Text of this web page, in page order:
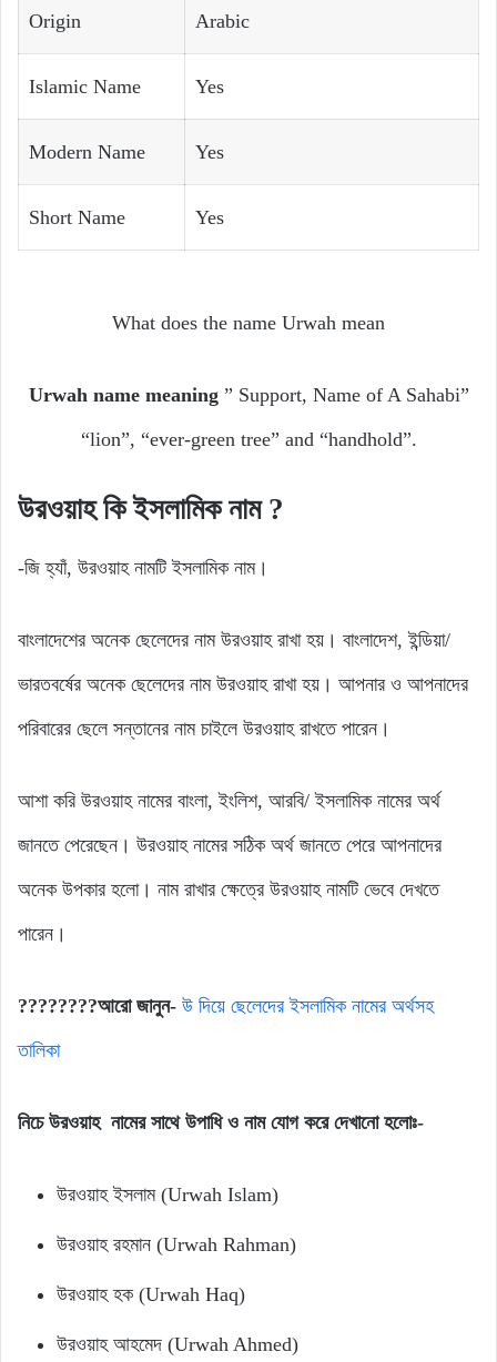
Origin Arabic
Islamic Name Yes
Modern Name Yes
Short Name Yes
What does the name Urwah mean
Urwah name meaning ” Support, Name of A Sahabi”
“lion”, “ever-green tree” and “handhold”.
উরওয়াহ কি ইসলামিক নাম ?
-জি হ্যাঁ, উরওয়াহ নামটি ইসলামিক নাম।
বাংলাদেশের অনেক ছেলেদের নাম উরওয়াহ রাখা হয়। বাংলাদেশ, ইন্ডিয়া/
ভারতবর্ষের অনেক ছেলেদের নাম উরওয়াহ রাখা হয়। আপনার ও আপনাদের
পরিবারের ছেলে সন্তানের নাম চাইলে উরওয়াহ রাখতে পারেন।
আশা করি উরওয়াহ নামের বাংলা, ইংলিশ, আরবি/ ইসলামিক নামের অর্থ
জানতে পেরেছেন। উরওয়াহ নামের সঠিক অর্থ জানতে পেরে আপনাদের
অনেক উপকার হলো। নাম রাখার ক্ষেত্রে উরওয়াহ নামটি ভেবে দেখতে
পারেন।
????????আরো জানুন- উ দিয়ে ছেলেদের ইসলামিক নামের অর্থসহ
তালিকা
নিচে উরওয়াহ নামের সাথে উপাধি ও নাম যোগ করে দেখানো হলোঃ-
উরওয়াহ ইসলাম (Urwah Islam)
উরওয়াহ রহমান (Urwah Rahman)
উরওয়াহ হক (Urwah Haq)
উরওয়াহ আহমেদ (Urwah Ahmed)